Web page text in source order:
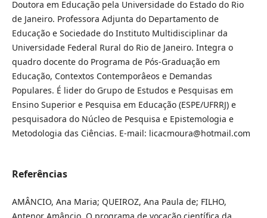
Doutora em Educação pela Universidade do Estado do Rio
de Janeiro. Professora Adjunta do Departamento de
Educação e Sociedade do Instituto Multidisciplinar da
Universidade Federal Rural do Rio de Janeiro. Integra o
quadro docente do Programa de Pós-Graduação em
Educação, Contextos Contemporâeos e Demandas
Populares. É lider do Grupo de Estudos e Pesquisas em
Ensino Superior e Pesquisa em Educação (ESPE/UFRRJ) e
pesquisadora do Núcleo de Pesquisa e Epistemologia e
Metodologia das Ciências. E-mail: licacmoura@hotmail.com
Referências
AMÂNCIO, Ana Maria; QUEIROZ, Ana Paula de; FILHO,
Antenor Amâncio. O programa de vocação científica da